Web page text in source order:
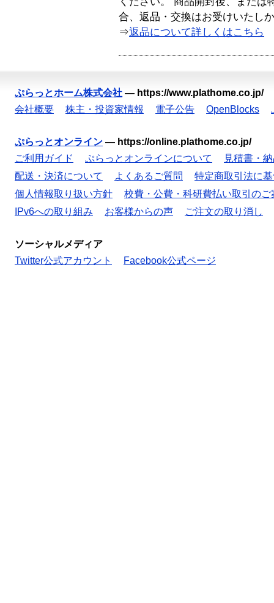
合、返品・交換はお受けいたし
⇒返品について詳しくはこちら
ぷらっとホーム株式会社 — https://www.plathome.co.jp/
会社概要
株主・投資家情報 電子公告 OpenBlocks
ぷらっとオンライン — https://online.plathome.co.jp/
ご利用ガイド
ぷらっとオンラインについて
見積書・
配送・決済について
よくあるご質問
特定商取引法に
個人情報取り扱い方針
校費・公費・科研費払い取引のご
IPv6への取り組み
お客様からの声 ご注文の取り消し
ソーシャルメディア
Twitter公式アカウント
Facebook公式ページ